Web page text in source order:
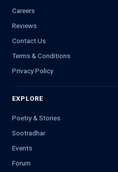
Careers
Reviews
Contact Us
Terms & Conditions
Privacy Policy
EXPLORE
Poetry & Stories
Sootradhar
Events
Forum